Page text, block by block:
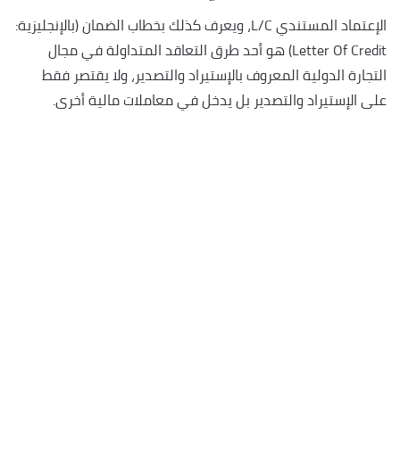
الإعتماد المستندي L/C، ويعرف كذلك بخطاب الضمان (بالإنجليزية:
Letter Of Credit) هو أحد طرق التعاقد المتداولة في مجال
التجارة الدولية المعروف بالإستيراد والتصدير، ولا يقتصر فقط
على الإستيراد والتصدير بل يدخل في معاملات مالية أخرى.